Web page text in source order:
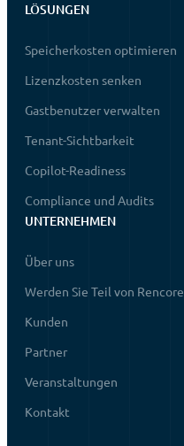
LÖSUNGEN
Speicherkosten optimieren
Lizenzkosten senken
Gastbenutzer verwalten
Tenant-Sichtbarkeit
Copilot-Readiness
Compliance und Audits
UNTERNEHMEN
Über uns
Werden Sie Teil von Rencore
Kunden
Partner
Veranstaltungen
Kontakt